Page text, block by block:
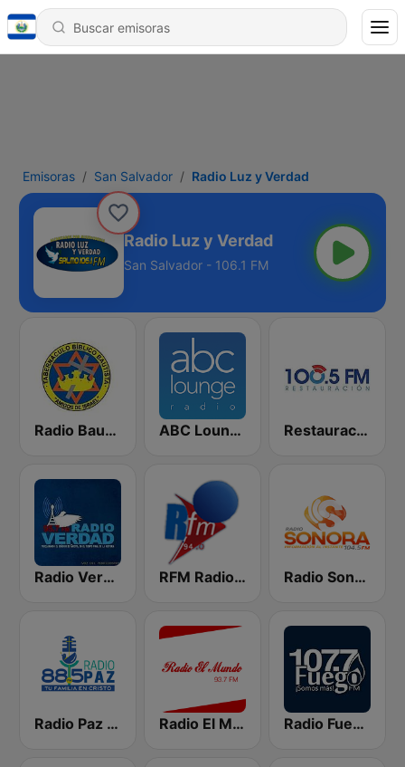
Emisoras San Salvador Radio Luz y Verdad
Radio Luz y Verdad
San Salvador - 106.1 FM
Radio Bautista Global 89.7 FM ABC Lounge Jazz Restauración 100.5 FM
Radio Verdad 95.7 FM RFM Radio Futurs Medias 94.0 FM Radio Sonora 104.5 FM
Radio Paz 88.5 FM Radio El Mundo Radio Fuego 107.7 FM